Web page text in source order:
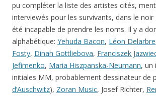
pu compléter la liste des artistes cités,
interviewés pour les survivants, dans le noir
été incapable de prendre les noms. Il y a
alphabétique: Yehuda Bacon, Léon Delarbre
Fosty, Dinah Gottliebova, Franciszek
Jefimenko, Maria Hiszpanska-Neumann, un
initiales MM, probablement dessinateur de
d’Auschwitz), Zoran Music, Josef Richter,